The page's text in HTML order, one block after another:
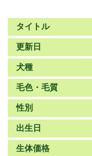
タイトル
更新日
犬種
毛色・毛質
性別
出生日
生体価格